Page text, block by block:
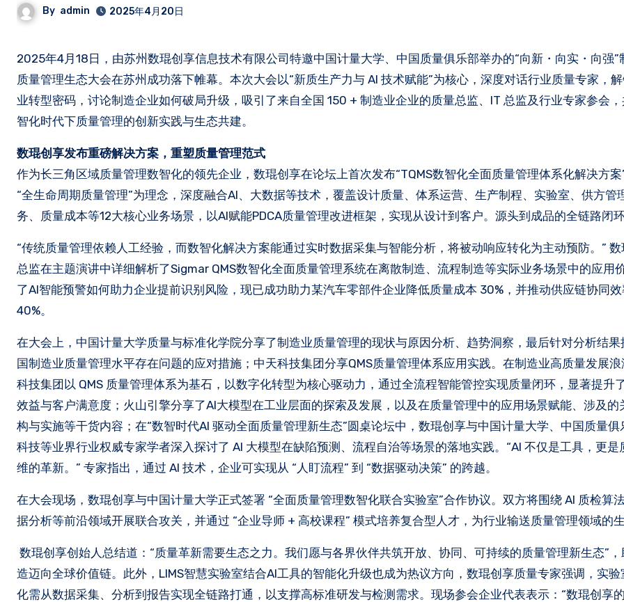
By admin 2025年4月20日
2025年4月18日，由苏州数琨创享信息技术有限公司特邀中国计量大学、中国质量俱乐部举办的“向新・向实・向强”制造业 TQM
质量管理生态大会在苏州成功落下帷幕。本次大会以“新质生产力与 AI 技术赋能”为核心，深度对话行业质量专家，
业转型密码，讨论制造企业如何破局升级，吸引了来自全国 150 + 制造业企业的质量总监、IT 总监及行业专家参会
智化时代下质量管理的创新实践与生态共建。
数琨创享发布重磅解决方案，重塑质量管理范式
作为长三角区域质量管理数智化的领先企业，数琨创享在论坛上首次发布“TQMS数智化全面质量管理体系化解决方
“全生命周期质量管理”为理念，深度融合AI、大数据等技术，覆盖设计质量、体系运营、生产制程、实验室、供方管
务、质量成本等12大核心业务场景，以AI赋能PDCA质量管理改进框架，实现从设计到客户。源头到成品的全链路闭
“传统质量管理依赖人工经验，而数智化解决方案能通过实时数据采集与智能分析，将被动响应转化为主动预防。”
总监在主题演讲中详细解析了Sigmar QMS数智化全面质量管理系统在离散制造、流程制造等实际业务场景中的应用
了AI智能预警如何助力企业提前识别风险，现已成功助力某汽车零部件企业降低质量成本 30%，并推动供应链协同
40%。
在大会上，中国计量大学质量与标准化学院分享了制造业质量管理的现状与原因分析、趋势洞察，最后针对分析结
国制造业质量管理水平存在问题的应对措施；中天科技集团分享QMS质量管理体系应用实践。在制造业高质量发展
科技集团以 QMS 质量管理体系为基石，以数字化转型为核心驱动力，通过全流程智能管控实现质量闭环，显著提升
效益与客户满意度；火山引擎分享了AI大模型在工业层面的探索及发展，以及在质量管理中的应用场景赋能、涉及的
构与实施等干货内容；在“数智时代AI 驱动全面质量管理新生态”圆桌论坛中，数琨创享与中国计量大学、中国质量俱
科技等业界行业权威专家学者深入探讨了 AI 大模型在缺陷预测、流程自治等场景的落地实践。“AI 不仅是工具，更是
维的革新。” 专家指出，通过 AI 技术，企业可实现从 “人盯流程” 到 “数据驱动决策” 的跨越。
在大会现场，数琨创享与中国计量大学正式签署 “全面质量管理数智化联合实验室”合作协议。双方将围绕 AI 质检算
据分析等前沿领域开展联合攻关，并通过 “企业导师 + 高校课程” 模式培养复合型人才，为行业输送质量管理领域的
数琨创享创始人总结道：“质量革新需要生态之力。我们愿与各界伙伴共筑开放、协同、可持续的质量管理新生态”
造迈向全球价值链。此外，LIMS智慧实验室结合AI工具的智能化升级也成为热议方向，数琨创享质量专家强调，实
化需从数据采集、分析到报告实现全链路打通，以支撑高标准研发与检测需求。现场参会企业代表表示：“数琨创享